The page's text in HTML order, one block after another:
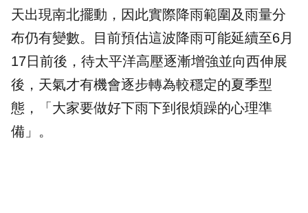
天出現南北擺動，因此實際降雨範圍及雨量分
布仍有變數。目前預估這波降雨可能延續至6月
17日前後，待太平洋高壓逐漸增強並向西伸展
後，天氣才有機會逐步轉為較穩定的夏季型
態，「大家要做好下雨下到很煩躁的心理準
備」。